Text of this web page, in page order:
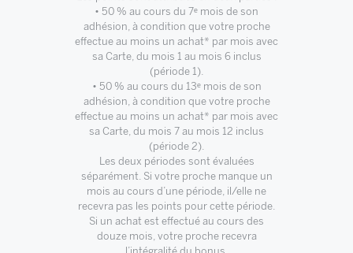
• 50 % au cours du 7ᵉ mois de son
adhésion, à condition que votre proche
effectue au moins un achat* par mois avec
sa Carte, du mois 1 au mois 6 inclus
(période 1).
• 50 % au cours du 13ᵉ mois de son
adhésion, à condition que votre proche
effectue au moins un achat* par mois avec
sa Carte, du mois 7 au mois 12 inclus
(période 2).
Les deux périodes sont évaluées
séparément. Si votre proche manque un
mois au cours d’une période, il/elle ne
recevra pas les points pour cette période.
Si un achat est effectué au cours des
douze mois, votre proche recevra